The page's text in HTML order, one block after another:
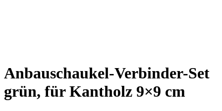
Anbauschaukel-Verbinder-Set
grün, für Kantholz 9×9 cm